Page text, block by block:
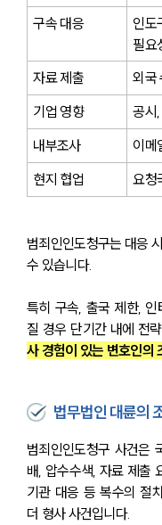
구속 대응
인
필요
자료 제출
외국
기업 영향
공시
내부조사
이메
현지 협업
요청
범죄인인도청구는 대응
수 있습니다.
특히 구속, 출국 제한,
질 경우 단기간 내에 전
사 경험이 있는 변호인의
법무법인 대륜의
범죄인인도청구 사건은
배, 압수수색, 자료 제출
기관 대응 등 복수의 절
더 형사 사건입니다.